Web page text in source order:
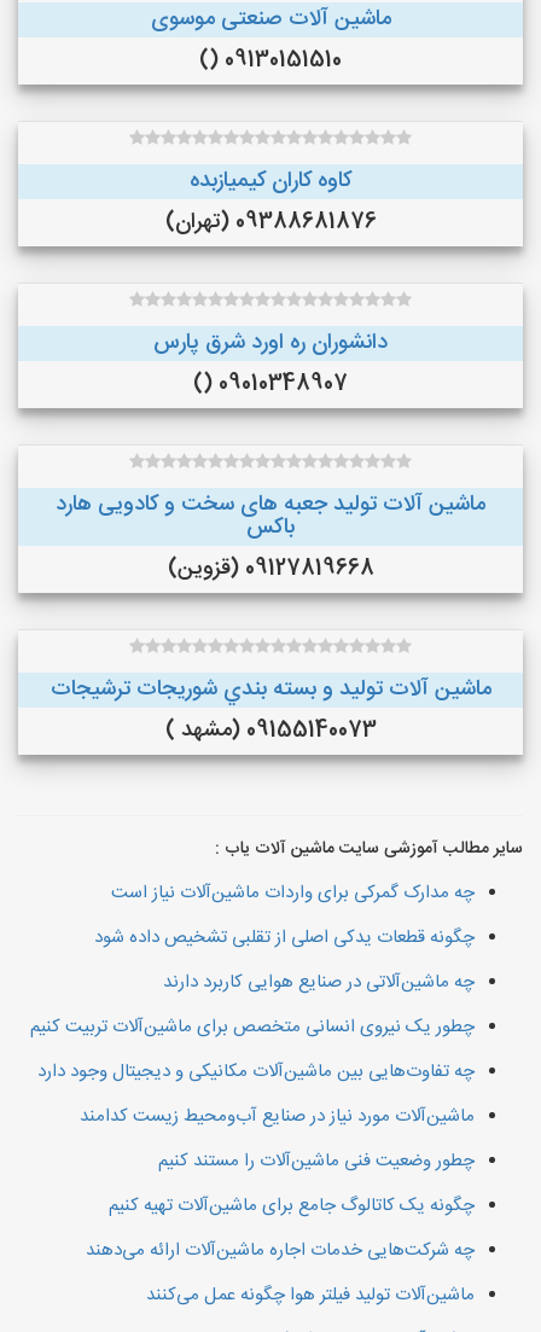
ماشین آلات صنعتی موسوی
09130151510 ()
کاوه کاران کیمیازبده
09388681876 (تهران)
دانشوران ره اورد شرق پارس
09010348907 ()
ماشین آلات تولید جعبه های سخت و کادویی هارد
باکس
09127819668 (قزوین)
ماشین آلات توليد و بسته بندي شوريجات ترشيجات
09155140073 (مشهد )
سایر مطالب آموزشی سایت ماشین آلات یاب :
چه مدارک گمرکی برای واردات ماشین‌آلات نیاز است
چگونه قطعات یدکی اصلی از تقلبی تشخیص داده شود
چه ماشین‌آلاتی در صنایع هوایی کاربرد دارند
چطور یک نیروی انسانی متخصص برای ماشین‌آلات تربیت کنیم
چه تفاوت‌هایی بین ماشین‌آلات مکانیکی و دیجیتال وجود دارد
ماشین‌آلات مورد نیاز در صنایع آب‌ومحیط زیست کدامند
چطور وضعیت فنی ماشین‌آلات را مستند کنیم
چگونه یک کاتالوگ جامع برای ماشین‌آلات تهیه کنیم
چه شرکت‌هایی خدمات اجاره ماشین‌آلات ارائه می‌دهند
ماشین‌آلات تولید فیلتر هوا چگونه عمل می‌کنند